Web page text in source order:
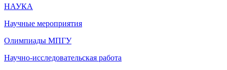
НАУКА
Научные мероприятия
Олимпиады МПГУ
Научно-исследовательская работа